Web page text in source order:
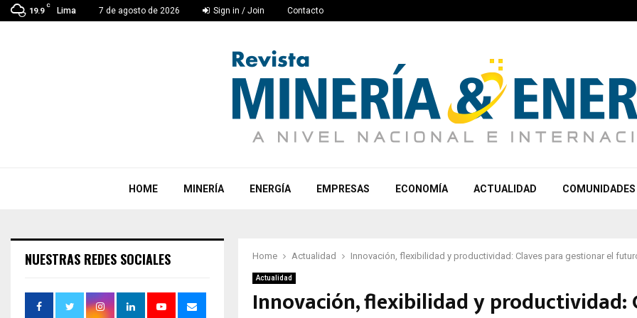
19.9
C
Lima 7 de agosto de 2026 Sign in / Join Contacto
HOME MINERÍA ENERGÍA EMPRESAS ECONOMÍA ACTUALIDAD COMUNIDADES
Home Actualidad Innovación, flexibilidad y productividad: Claves para gestionar el
Actualidad
Innovación, flexibilidad y productividad:
NUESTRAS REDES SOCIALES